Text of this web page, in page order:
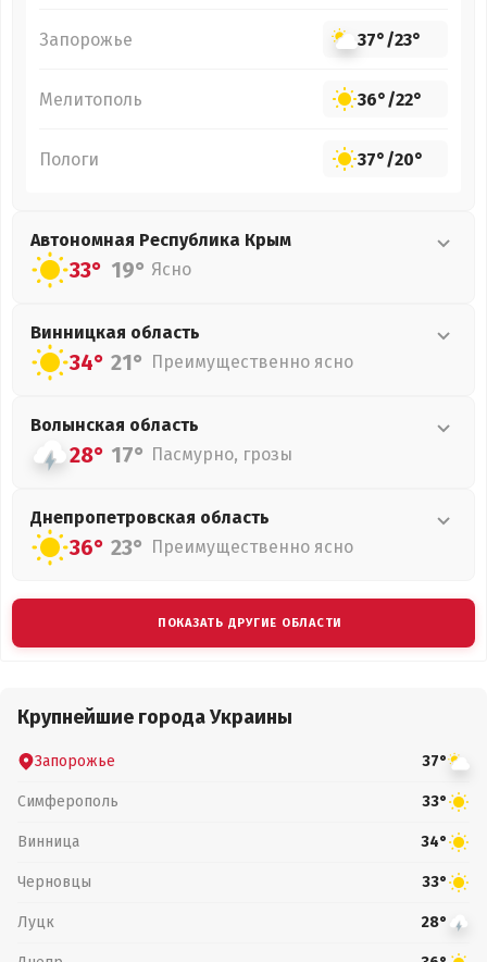
Запорожье 37°/23°
Мелитополь 36°/22°
Пологи 37°/20°
Автономная Республика Крым
33° 19° Ясно
Винницкая область
34° 21° Преимущественно ясно
Волынская область
28° 17° Пасмурно, грозы
Днепропетровская область
36° 23° Преимущественно ясно
ПОКАЗАТЬ ДРУГИЕ ОБЛАСТИ
Крупнейшие города Украины
Запорожье 37°
Симферополь 33°
Винница 34°
Черновцы 33°
Луцк 28°